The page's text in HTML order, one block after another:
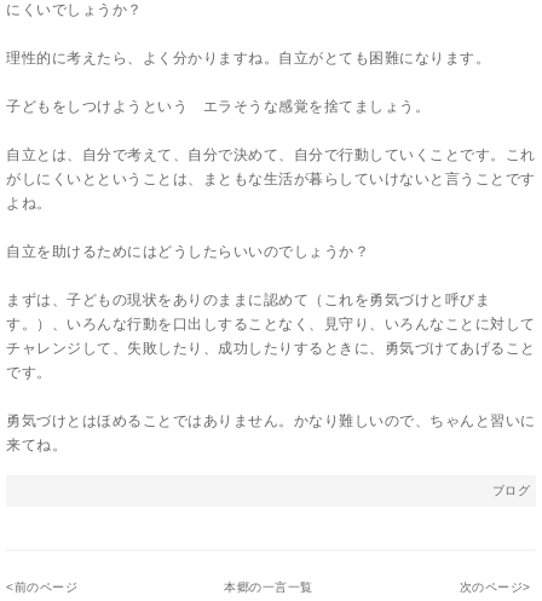
にくいでしょうか？
理性的に考えたら、よく分かりますね。自立がとても困難になります。
子どもをしつけようという エラそうな感覚を捨てましょう。
自立とは、自分で考えて、自分で決めて、自分で行動していくことです。これ
がしにくいとということは、まともな生活が暮らしていけないと言うことです
よね。
自立を助けるためにはどうしたらいいのでしょうか？
まずは、子どもの現状をありのままに認めて（これを勇気づけと呼びま
す。）、いろんな行動を口出しすることなく、見守り、いろんなことに対して
チャレンジして、失敗したり、成功したりするときに、勇気づけてあげること
です。
勇気づけとはほめることではありません。かなり難しいので、ちゃんと習いに
来てね。
ブログ
<前のページ 本郷の一言一覧 次のページ>